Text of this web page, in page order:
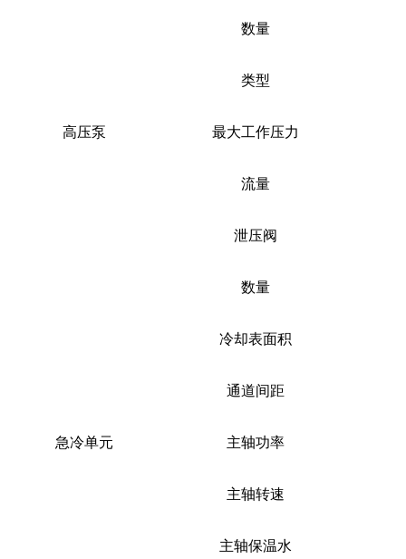
高压泵
数量
类型
最大工作压力
流量
泄压阀
急冷单元
数量
冷却表面积
通道间距
主轴功率
主轴转速
主轴保温水